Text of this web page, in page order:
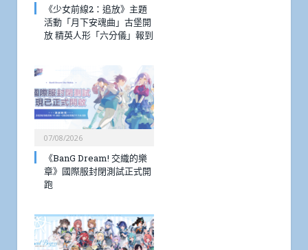
《少女前線2：追放》主題
活動「月下安魂曲」古堡開
放 精英人形「六分儀」報到
07/08/2026
《BanG Dream! 交織的樂
章》國際服封閉測試正式開
跑